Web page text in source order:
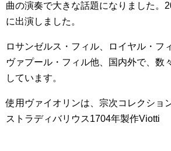
曲の演奏で大きな話題になりました。
に出演しました。
ロサンゼルス・フィル、ロイヤル・フ
ヴァプール・フィル他、国内外で、数
しています。
使用ヴァイオリンは、宗次コレクショ
ストラディバリウス1704年製作Viotti